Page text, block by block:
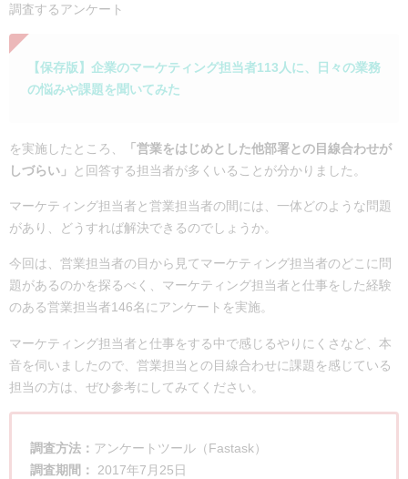
調査するアンケート
【保存版】企業のマーケティング担当者113人に、日々の業務
の悩みや課題を聞いてみた
を実施したところ、
「営業をはじめとした他部署との目線合わせが
しづらい」
と回答する担当者が多くいることが分かりました。
マーケティング担当者と営業担当者の間には、一体どのような問題
があり、どうすれば解決できるのでしょうか。
今回は、営業担当者の目から見てマーケティング担当者のどこに問
題があるのかを探るべく、マーケティング担当者と仕事をした経験
のある営業担当者146名にアンケートを実施。
マーケティング担当者と仕事をする中で感じるやりにくさなど、本
音を伺いましたので、営業担当との目線合わせに課題を感じている
担当の方は、ぜひ参考にしてみてください。
調査方法： アンケートツール（Fastask）
調査期間：
2017年7月25日